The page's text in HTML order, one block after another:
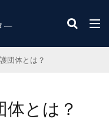
団体とは？
体とは？